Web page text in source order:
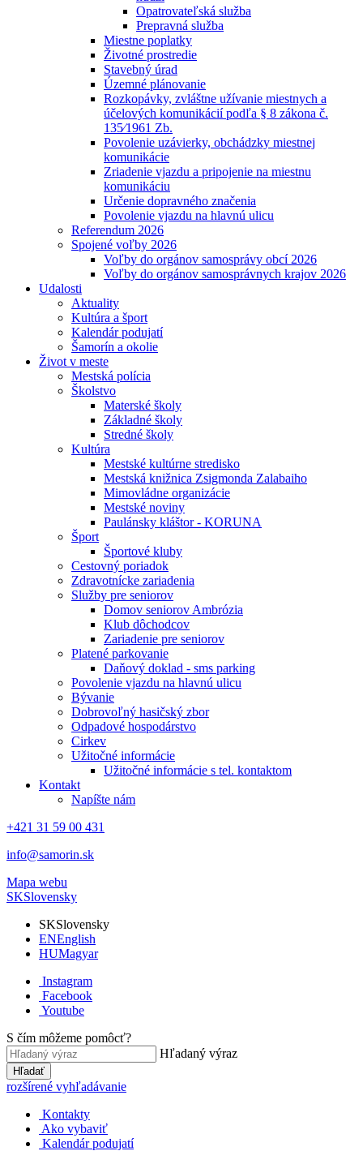
Opatrovateľská služba
Prepravná služba
Miestne poplatky
Životné prostredie
Stavebný úrad
Územné plánovanie
Rozkopávky, zvláštne užívanie miestnych a
účelových komunikácií podľa § 8 zákona č.
135⁄1961 Zb.
Povolenie uzávierky, obchádzky miestnej
komunikácie
Zriadenie vjazdu a pripojenie na miestnu
komunikáciu
Určenie dopravného značenia
Povolenie vjazdu na hlavnú ulicu
Referendum 2026
Spojené voľby 2026
Voľby do orgánov samosprávy obcí 2026
Voľby do orgánov samosprávnych krajov 2026
Udalosti
Aktuality
Kultúra a šport
Kalendár podujatí
Šamorín a okolie
Život v meste
Mestská polícia
Školstvo
Materské školy
Základné školy
Stredné školy
Kultúra
Mestské kultúrne stredisko
Mestská knižnica Zsigmonda Zalabaiho
Mimovládne organizácie
Mestské noviny
Paulánsky kláštor - KORUNA
Šport
Športové kluby
Cestovný poriadok
Zdravotnícke zariadenia
Služby pre seniorov
Domov seniorov Ambrózia
Klub dôchodcov
Zariadenie pre seniorov
Platené parkovanie
Daňový doklad - sms parking
Povolenie vjazdu na hlavnú ulicu
Bývanie
Dobrovoľný hasičský zbor
Odpadové hospodárstvo
Cirkev
Užitočné informácie
Užitočné informácie s tel. kontaktom
Kontakt
Napíšte nám
+421 31 59 00 431
info@samorin.sk
Mapa webu
SKSlovensky
SKSlovensky
ENEnglish
HUMagyar
Instagram
Facebook
Youtube
S čím môžeme pomôcť?
Hľadaný výraz
Hľadať
rozšírené vyhľadávanie
Kontakty
Ako vybaviť
Kalendár podujatí